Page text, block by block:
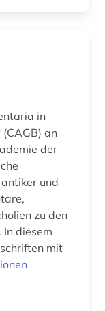
in
an
der
und
zu den
diesem
mit